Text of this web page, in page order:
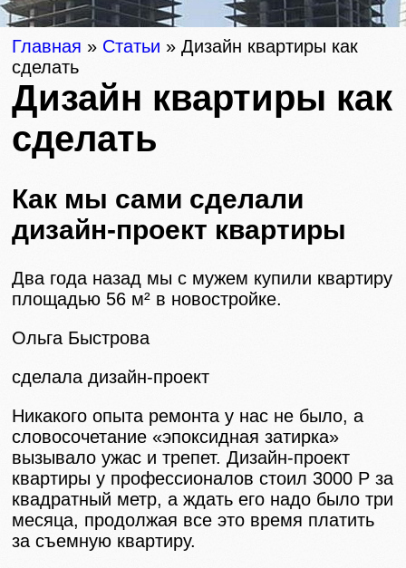
Главная » Статьи » Дизайн квартиры как
сделать
Дизайн квартиры как
сделать
Как мы сами сделали
дизайн-проект квартиры
Два года назад мы с мужем купили квартиру
площадью 56 м² в новостройке.
Ольга Быстрова
сделала дизайн-проект
Никакого опыта ремонта у нас не было, а
словосочетание «эпоксидная затирка»
вызывало ужас и трепет. Дизайн-проект
квартиры у профессионалов стоил 3000 Р за
квадратный метр, а ждать его надо было три
месяца, продолжая все это время платить
за съемную квартиру.